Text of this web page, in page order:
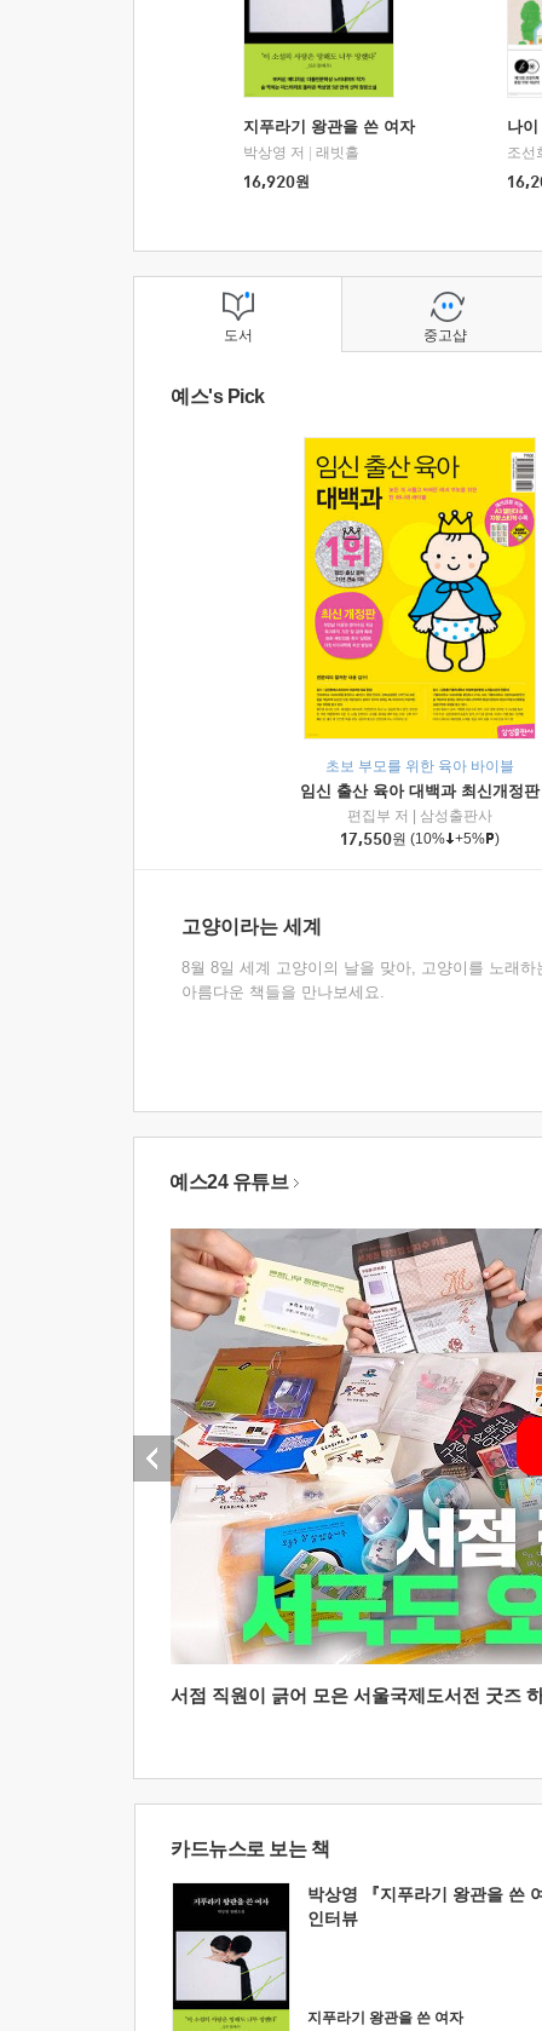
지푸라기 왕관을 쓴 여자
박상영 저
래빗홀
16,920원
나
조선
도서
예스's Pick
초보 부모를 위한 육아 바이블
임신 출산 육아 대백과 최신개정판
편집부 저
삼성출판사
17,550원 (10% +5% )
고양이라는 세계
8월 8일 세계 고양이의 날을 맞아, 고양이를 노래하
아름다운 책들을 만나보세요.
중고샵
예스24 유튜브
서점 직원이 긁어 모은 서울국제도서전 굿즈
카드뉴스로 보는 책
박상영 『지푸라기 왕관을 쓴
인터뷰
지푸라기 왕관을 쓴 여자